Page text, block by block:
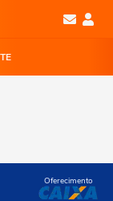
Oferecimento